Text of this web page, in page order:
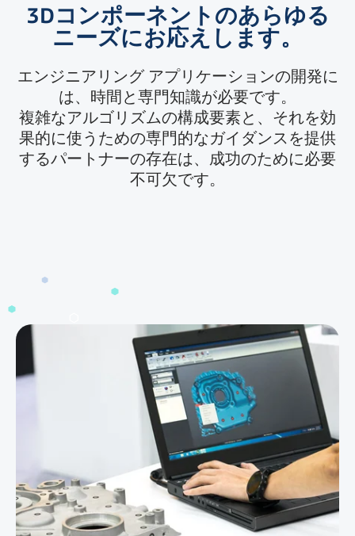
3Dコンポーネントのあらゆる
ニーズにお応えします。
エンジニアリング アプリケーションの開発に
は、時間と専門知識が必要です。
複雑なアルゴリズムの構成要素と、それを効
果的に使うための専門的なガイダンスを提供
するパートナーの存在は、成功のために必要
不可欠です。